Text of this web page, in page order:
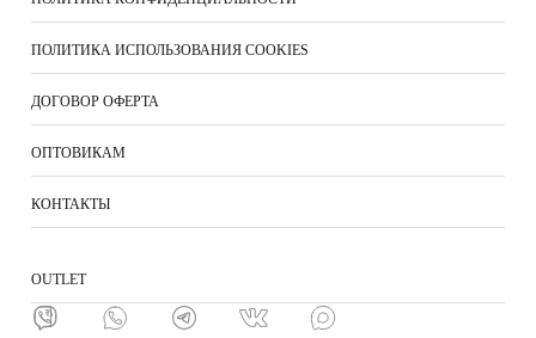
ПОЛИТИКА ИСПОЛЬЗОВАНИЯ COOKIES
ДОГОВОР ОФЕРТА
ОПТОВИКАМ
КОНТАКТЫ
ОUTLET